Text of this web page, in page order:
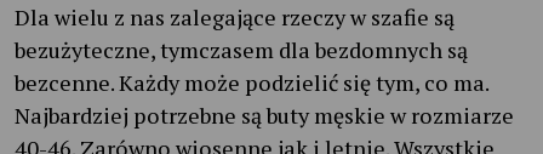
Dla wielu z nas zalegające rzeczy w szafie są
bezużyteczne, tymczasem dla bezdomnych są
bezcenne. Każdy może podzielić się tym, co ma.
Najbardziej potrzebne są buty męskie w rozmiarze
40-46. Zarówno wiosenne jak i letnie. Wszystkie